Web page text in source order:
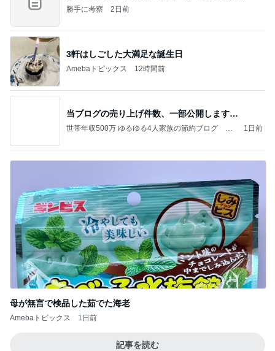
勝手に考察 2日前
3軒はしごした大満足な誕生日
Amebaトピックス 12時間前
当ブログの売り上げ件数、一部公開します…
世帯年収500万 ゆるゆる4人家族の節約ブログ 〜
1日前
母が無言で検品した茹でた海老
Amebaトピックス 1日前
記事を読む